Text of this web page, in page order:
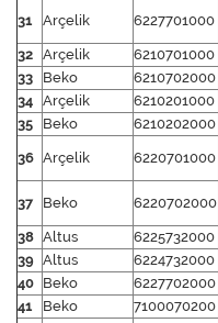
31 Arçelik 6227701000
32 Arçelik 6210701000
33
Beko 6210702000
34 Arçelik 6210201000
35
Beko 6210202000
36 Arçelik 6220701000
37 Beko 6220702000
38 Altus 6225732000
39 Altus 6224732000
40 Beko 6227702000
41
Beko 7100070200